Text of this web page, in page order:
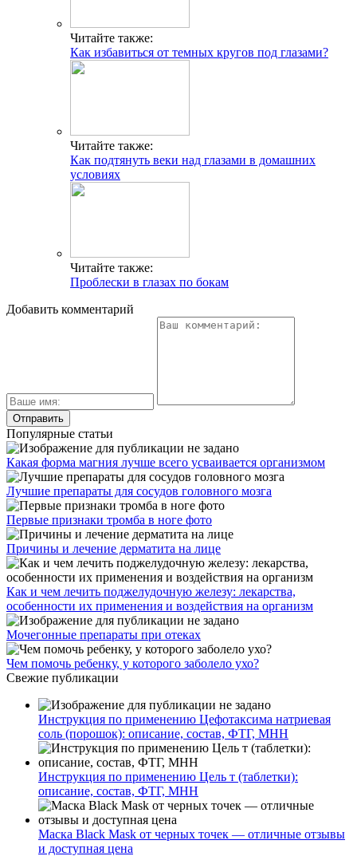
Читайте также:
Как избавиться от темных кругов под глазами?
Читайте также:
Как подтянуть веки над глазами в домашних
условиях
Читайте также:
Проблески в глазах по бокам
Добавить комментарий
Популярные статьи
Какая форма магния лучше всего усваивается организмом
Лучшие препараты для сосудов головного мозга
Первые признаки тромба в ноге фото
Причины и лечение дерматита на лице
Как и чем лечить поджелудочную железу: лекарства,
особенности их применения и воздействия на организм
Мочегонные препараты при отеках
Чем помочь ребенку, у которого заболело ухо?
Свежие публикации
Инструкция по применению Цефотаксима натриевая
соль (порошок): описание, состав, ФТГ, МНН
Инструкция по применению Цель т (таблетки):
описание, состав, ФТГ, МНН
Маска Black Mask от черных точек — отличные отзывы
и доступная цена